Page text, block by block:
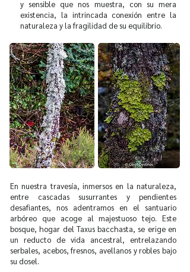
y sensible que nos muestra, con su mera
existencia, la intrincada conexión entre la
naturaleza y la fragilidad de su equilibrio.
En nuestra travesía, inmersos en la naturaleza,
entre cascadas susurrantes y pendientes
desafiantes, nos adentramos en el santuario
arbóreo que acoge al majestuoso tejo. Este
bosque, hogar del Taxus bacchasta, se erige en
un reducto de vida ancestral, entrelazando
serbales, acebos, fresnos, avellanos y robles bajo
su dosel.